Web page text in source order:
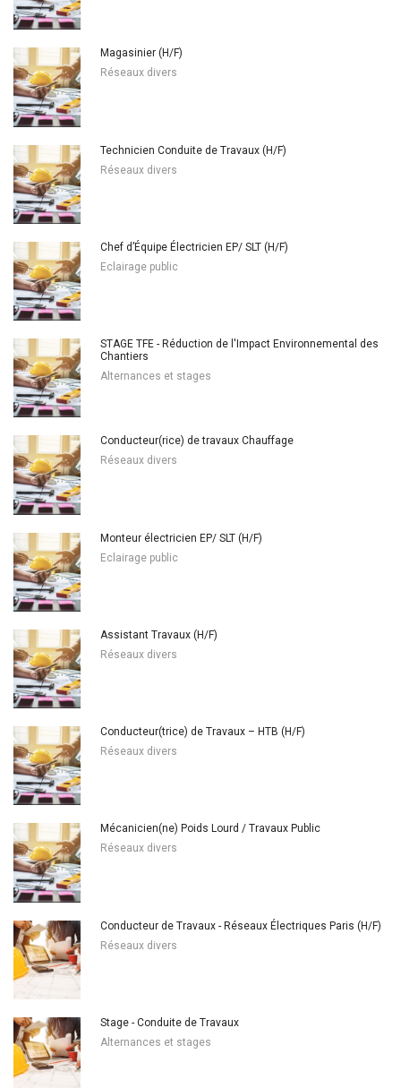
Magasinier (H/F)
Réseaux divers
Technicien Conduite de Travaux (H/F)
Réseaux divers
Chef d’Équipe Électricien EP/ SLT (H/F)
Eclairage public
STAGE TFE - Réduction de l'Impact Environnemental des
Chantiers
Alternances et stages
Conducteur(rice) de travaux Chauffage
Réseaux divers
Monteur électricien EP/ SLT (H/F)
Eclairage public
Assistant Travaux (H/F)
Réseaux divers
Conducteur(trice) de Travaux – HTB (H/F)
Réseaux divers
Mécanicien(ne) Poids Lourd / Travaux Public
Réseaux divers
Conducteur de Travaux - Réseaux Électriques Paris (H/F)
Réseaux divers
Stage - Conduite de Travaux
Alternances et stages